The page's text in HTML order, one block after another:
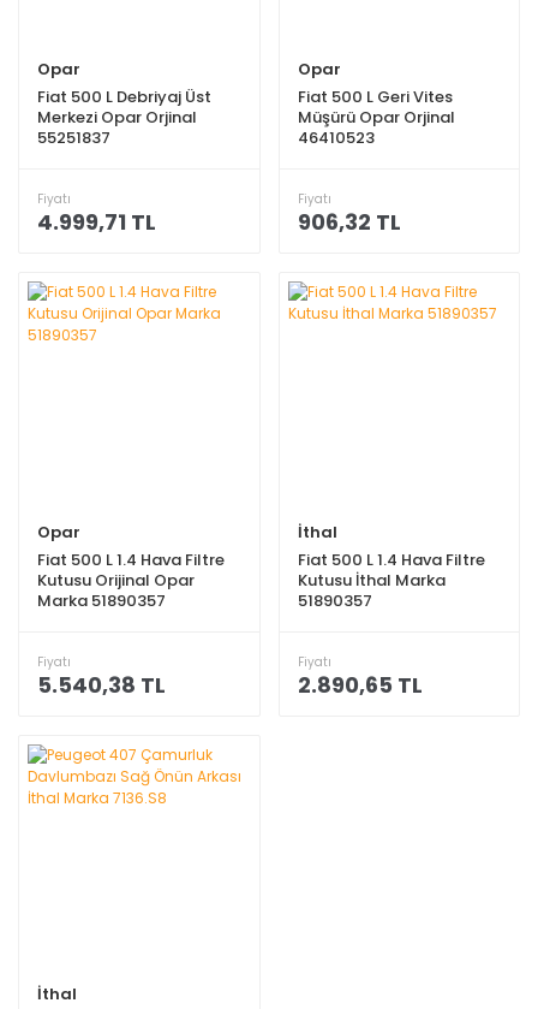
Opar
Fiat 500 L Debriyaj Üst
Merkezi Opar Orjinal
55251837
Fiyatı
4.999,71 TL
Opar
Fiat 500 L Geri Vites
Müşürü Opar Orjinal
46410523
Fiyatı
906,32 TL
Opar
Fiat 500 L 1.4 Hava Filtre
Kutusu Orijinal Opar
Marka 51890357
Fiyatı
5.540,38 TL
İthal
Fiat 500 L 1.4 Hava Filtre
Kutusu İthal Marka
51890357
Fiyatı
2.890,65 TL
İthal